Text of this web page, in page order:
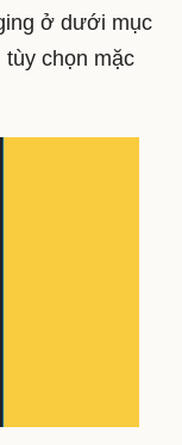
ở dưới mục
chọn mặc